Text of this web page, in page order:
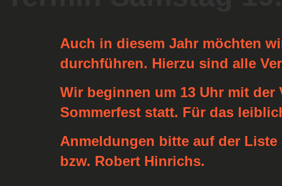
Auch in diesem Jahr möchten
durchführen. Hierzu sind alle
Wir beginnen um 13 Uhr mit der
Sommerfest statt. Für das
Anmeldungen bitte auf der
bzw. Robert Hinrichs.